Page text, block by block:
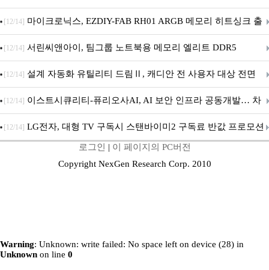
[12/14] 마이크로닉스, EZDIY-FAB RH01 ARGB 메모리 히트싱크 출
시
[12/14] 서린씨앤아이, 팀그룹 노트북용 메모리 엘리트 DDR5
5600MHz 16GB 출시
[12/14] 설계 자동화 유틸리티 드림Ⅱ, 캐디안 전 사용자 대상 전면
무상 배포
[12/14] 이스트시큐리티-퓨리오사AI, AI 보안 인프라 공동개발… 차
세대 AI 보안 플랫폼 구축
[12/14] LG전자, 대형 TV 구독시 스탠바이미2 구독료 반값 프로모션
로그인 | 이 페이지의 PC버전
Copyright NexGen Research Corp. 2010
Warning: Unknown: write failed: No space left on device (28) in
Unknown on line 0